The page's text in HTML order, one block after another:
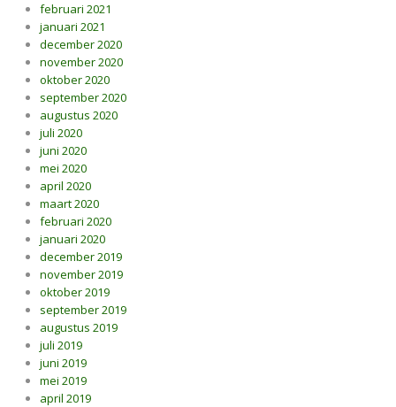
februari 2021
januari 2021
december 2020
november 2020
oktober 2020
september 2020
augustus 2020
juli 2020
juni 2020
mei 2020
april 2020
maart 2020
februari 2020
januari 2020
december 2019
november 2019
oktober 2019
september 2019
augustus 2019
juli 2019
juni 2019
mei 2019
april 2019